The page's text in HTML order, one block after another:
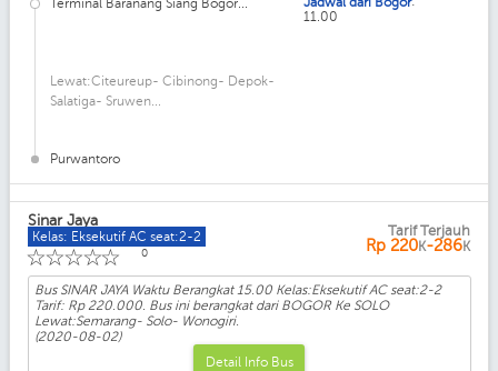
Lewat:Citeureup- Cibinong- Depok-
Salatiga- Sruwen...
Purwantoro
11.00
Sinar Jaya
Kelas: Eksekutif AC seat:2-2
☆
☆
☆
☆
☆ 0
Tarif Terjauh
Rp 220K-286K
Bus SINAR JAYA Waktu Berangkat 15.00 Kelas:Eksekutif AC seat:2-2
Tarif: Rp 220.000. Bus ini berangkat dari BOGOR Ke SOLO
Lewat:Semarang- Solo- Wonogiri.
(2020-08-02)
Detail Info Bus